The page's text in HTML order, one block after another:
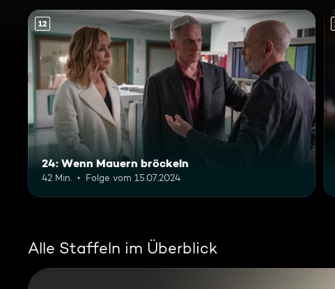
12
24: Wenn Mauern bröckeln
42 Min. Folge vom 15.07.2024
Alle Staffeln im Überblick